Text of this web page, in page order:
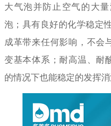
大气泡并防止空气的大
泡；具有良好的化学稳定
成革带来任何影响，不会
变基本体系；耐高温、耐
的情况下也能稳定的发挥消